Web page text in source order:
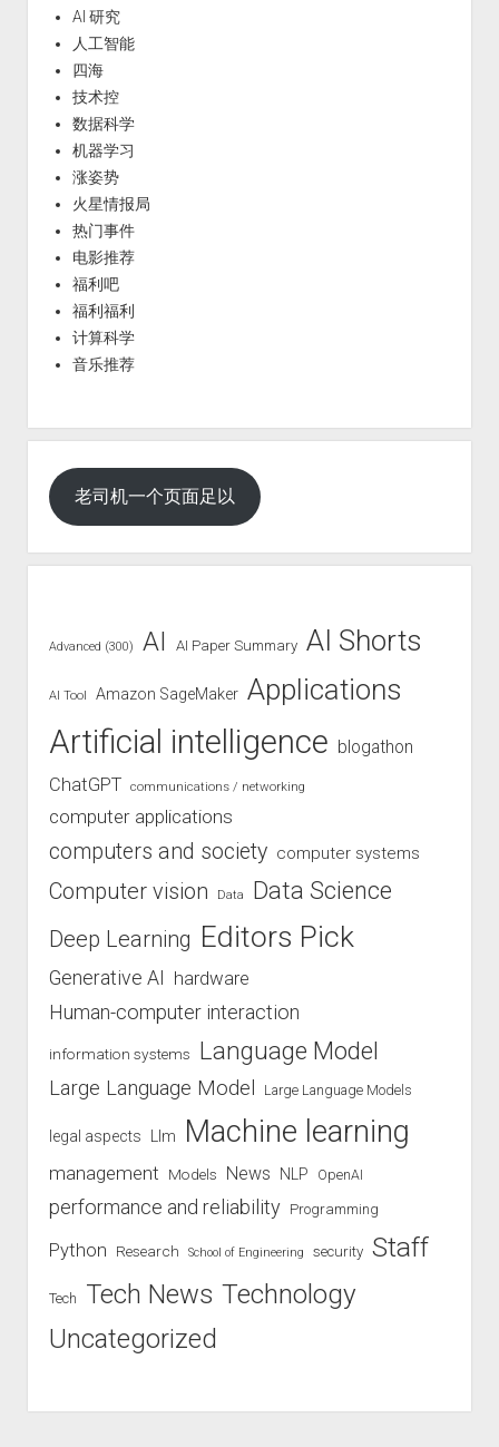
AI 研究
人工智能
四海
技术控
数据科学
机器学习
涨姿势
火星情报局
热门事件
电影推荐
福利吧
福利福利
计算科学
音乐推荐
老司机一个页面足以
Advanced (300) AI AI Paper Summary AI Shorts
AI Tool Amazon SageMaker Applications
Artificial intelligence blogathon
ChatGPT communications / networking
computer applications
computers and society computer systems
Computer vision Data Data Science
Deep Learning Editors Pick
Generative AI hardware
Human-computer interaction
information systems Language Model
Large Language Model Large Language Models
legal aspects Llm Machine learning
management Models News NLP OpenAI
performance and reliability Programming
Python Research School of Engineering security Staff
Tech Tech News Technology
Uncategorized